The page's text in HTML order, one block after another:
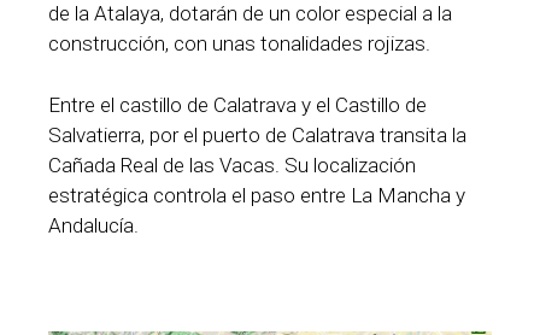
de la Atalaya, dotarán de un color especial a la
construcción, con unas tonalidades rojizas.
Entre el castillo de Calatrava y el Castillo de
Salvatierra, por el puerto de Calatrava transita la
Cañada Real de las Vacas. Su localización
estratégica controla el paso entre La Mancha y
Andalucía.